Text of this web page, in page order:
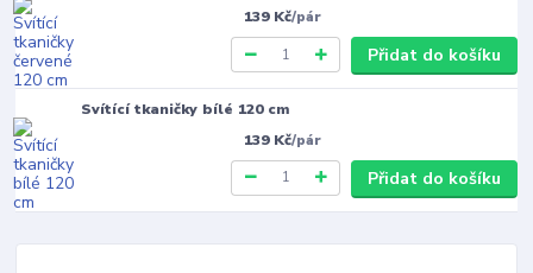
139 Kč/pár
Přidat do košíku
Svítící tkaničky bílé 120 cm
139 Kč/pár
Přidat do košíku